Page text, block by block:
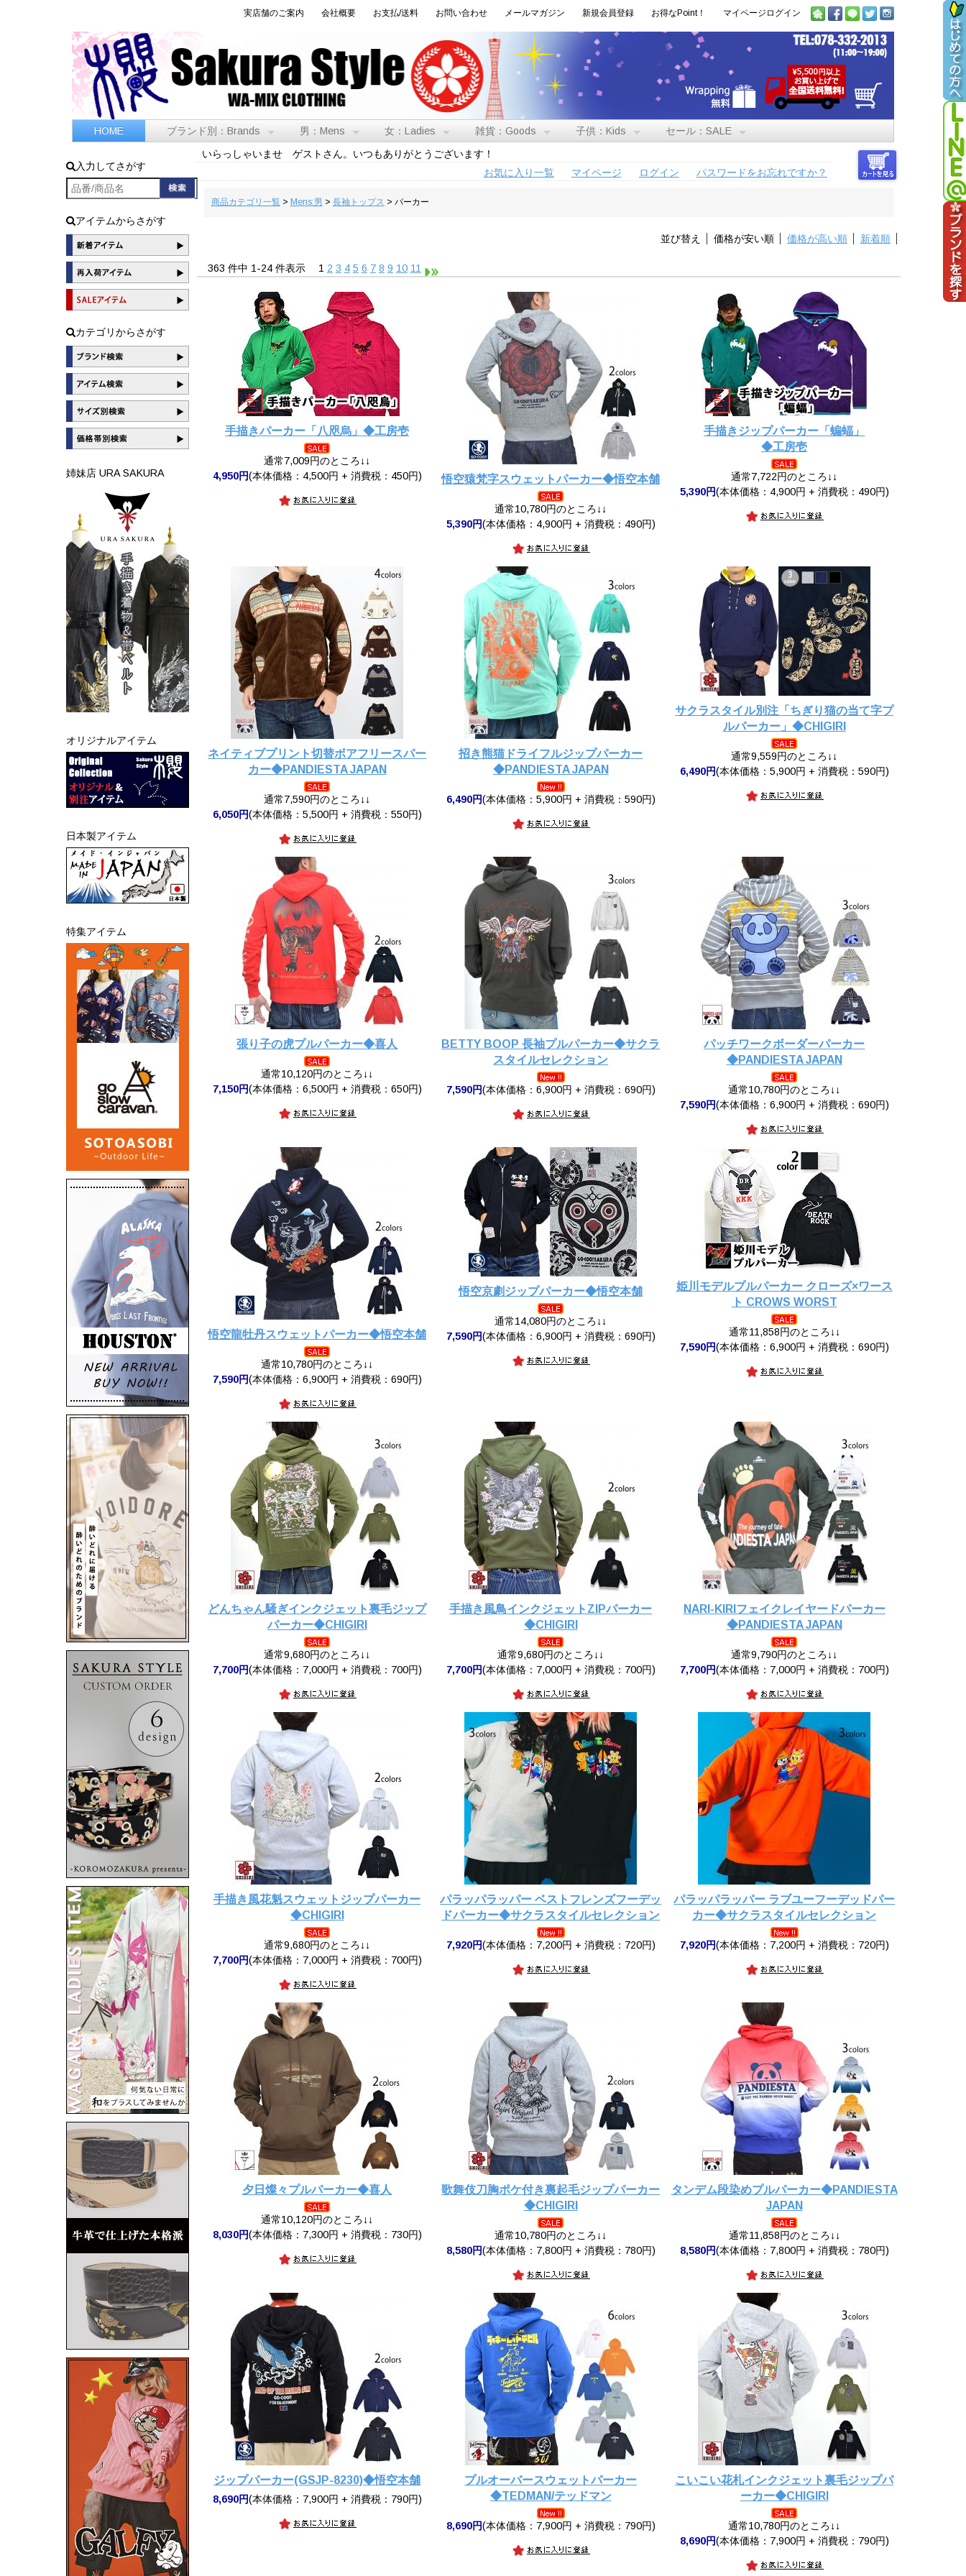
実店舗のご案内 会社概要 お支払/送料 お問い合わせ メールマガジン 新規会員登録 お得なPoint！ マイページログイン
HOME ブランド別：Brands 男：Mens 女：Ladies 雑貨：Goods 子供：Kids セール：SALE
入力してさがす
アイテムからさがす
カテゴリからさがす
姉妹店 URA SAKURA
オリジナルアイテム
日本製アイテム
特集アイテム
いらっしゃいませ ゲストさん。いつもありがとうございます！
お気に入り一覧
マイページ ログイン パスワードをお忘れですか？
商品カテゴリ一覧> Mens:男 > 長袖トップス > パーカー
並び替え 価格が安い順 価格が高い順 新着順
363 件中 1-24 件表示 1 2 3 4 5 6 7 8 9 10 11
手描きパーカー「八咫烏」◆工房壱
通常7,009円のところ↓↓
4,950円(本体価格：4,500円 + 消費税：450円) 悟空猿梵字スウェットパーカー◆悟空本舗
通常10,780円のところ↓↓
5,390円(本体価格：4,900円 + 消費税：490円)
手描きジップパーカー「蝙蝠」
◆工房壱
通常7,722円のところ↓↓
5,390円(本体価格：4,900円 + 消費税：490円)
ネイティブプリント切替ボアフリースパー
カー◆PANDIESTA JAPAN
通常7,590円のところ↓↓
6,050円(本体価格：5,500円 + 消費税：550円)
招き熊猫ドライフルジップパーカー
◆PANDIESTA JAPAN
6,490円(本体価格：5,900円 + 消費税：590円)
サクラスタイル別注「ちぎり猫の当て字プ
ルパーカー」◆CHIGIRI
通常9,559円のところ↓↓
6,490円(本体価格：5,900円 + 消費税：590円)
張り子の虎プルパーカー◆喜人
通常10,120円のところ↓↓
7,150円(本体価格：6,500円 + 消費税：650円)
BETTY BOOP 長袖プルパーカー◆サクラ
スタイルセレクション
7,590円(本体価格：6,900円 + 消費税：690円)
パッチワークボーダーパーカー
◆PANDIESTA JAPAN
通常10,780円のところ↓↓
7,590円(本体価格：6,900円 + 消費税：690円)
悟空龍牡丹スウェットパーカー◆悟空本舗
通常10,780円のところ↓↓
7,590円(本体価格：6,900円 + 消費税：690円)
悟空京劇ジップパーカー◆悟空本舗
通常14,080円のところ↓↓
7,590円(本体価格：6,900円 + 消費税：690円)
姫川モデルプルパーカー クローズ×ワース
ト CROWS WORST
通常11,858円のところ↓↓
7,590円(本体価格：6,900円 + 消費税：690円)
どんちゃん騒ぎインクジェット裏毛ジップ
パーカー◆CHIGIRI
通常9,680円のところ↓↓
7,700円(本体価格：7,000円 + 消費税：700円)
手描き風鳥インクジェットZIPパーカー
◆CHIGIRI
通常9,680円のところ↓↓
7,700円(本体価格：7,000円 + 消費税：700円)
NARI-KIRIフェイクレイヤードパーカー
◆PANDIESTA JAPAN
通常9,790円のところ↓↓
7,700円(本体価格：7,000円 + 消費税：700円)
手描き風花魁スウェットジップパーカー
◆CHIGIRI
通常9,680円のところ↓↓
7,700円(本体価格：7,000円 + 消費税：700円)
パラッパラッパー ベストフレンズフーデッ
ドパーカー◆サクラスタイルセレクション
7,920円(本体価格：7,200円 + 消費税：720円)
パラッパラッパー ラブユーフーデッドパー
カー◆サクラスタイルセレクション
7,920円(本体価格：7,200円 + 消費税：720円)
夕日燦々プルパーカー◆喜人
通常10,120円のところ↓↓
8,030円(本体価格：7,300円 + 消費税：730円)
歌舞伎刀胸ポケ付き裏起毛ジップパーカー
◆CHIGIRI
通常10,780円のところ↓↓
8,580円(本体価格：7,800円 + 消費税：780円)
タンデム段染めプルパーカー◆PANDIESTA
JAPAN
通常11,858円のところ↓↓
8,580円(本体価格：7,800円 + 消費税：780円)
ジップパーカー(GSJP-8230)◆悟空本舗
8,690円(本体価格：7,900円 + 消費税：790円)
プルオーバースウェットパーカー
◆TEDMAN/テッドマン
8,690円(本体価格：7,900円 + 消費税：790円)
こいこい花札インクジェット裏毛ジップパ
ーカー◆CHIGIRI
通常10,780円のところ↓↓
8,690円(本体価格：7,900円 + 消費税：790円)